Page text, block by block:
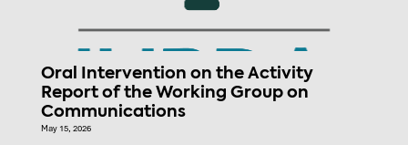
Oral Intervention on the Activity
Report of the Working Group on
Communications
May 15, 2026